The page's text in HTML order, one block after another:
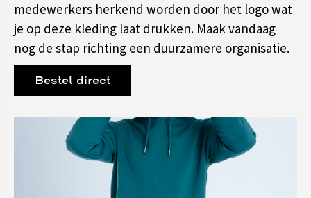
medewerkers herkend worden door het logo wat
je op deze kleding laat drukken. Maak vandaag
nog de stap richting een duurzamere organisatie.
Bestel direct